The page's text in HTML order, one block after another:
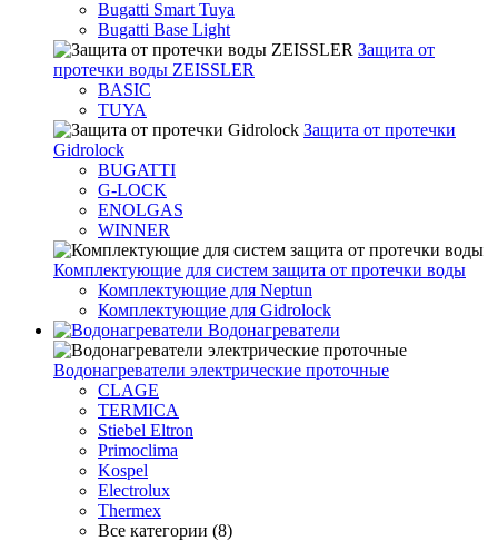
Bugatti Smart Tuya
Bugatti Base Light
Защита от
протечки воды ZEISSLER
BASIC
TUYA
Защита от протечки
Gidrolock
BUGATTI
G-LOCK
ENOLGAS
WINNER
Комплектующие для систем защита от протечки воды
Комплектующие для Neptun
Комплектующие для Gidrolock
Водонагреватели
Водонагреватeли электрические проточные
CLAGE
TERMICA
Stiebel Eltron
Primoclima
Kospel
Electrolux
Thermex
Все категории (8)